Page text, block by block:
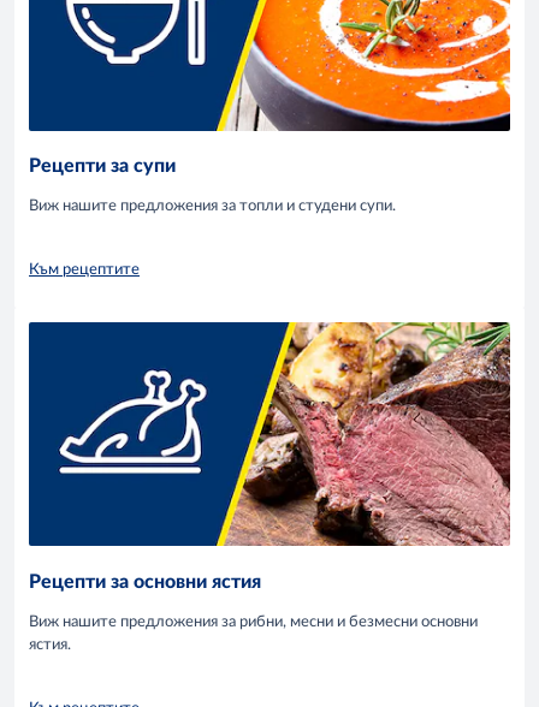
Рецепти за супи
Виж нашите предложения за топли и студени супи.
Към рецептите
Рецепти за основни ястия
Виж нашите предложения за рибни, месни и безмесни основни
ястия.